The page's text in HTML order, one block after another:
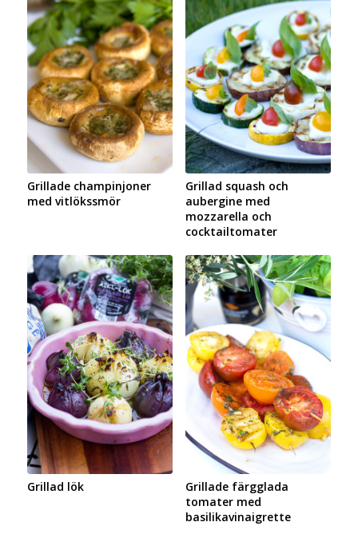
Grillade champinjoner
med vitlökssmör
Grillad squash och
aubergine med
mozzarella och
cocktailtomater
Grillad lök
Grillade färgglada
tomater med
basilikavinaigrette